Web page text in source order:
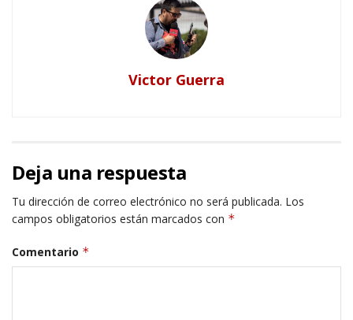
Victor Guerra
Deja una respuesta
Tu dirección de correo electrónico no será publicada. Los
campos obligatorios están marcados con *
Comentario *